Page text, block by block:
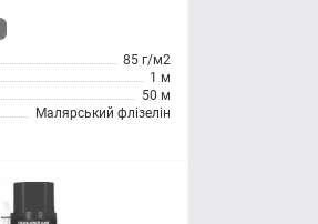
85 г/м2
1 м
50 м
Малярський флізелін